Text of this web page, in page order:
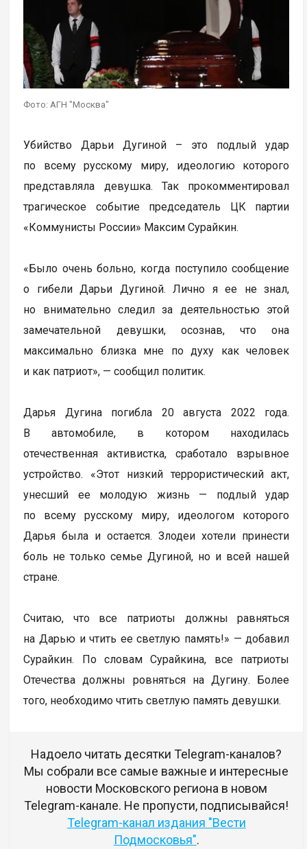
Фото: АГН "Москва"
Убийство Дарьи Дугиной – это подлый удар
по всему русскому миру, идеологию которого
представляла девушка. Так прокомментировал
трагическое событие председатель ЦК партии
«Коммунисты России» Максим Сурайкин.
«Было очень больно, когда поступило сообщение
о гибели Дарьи Дугиной. Лично я ее не знал,
но внимательно следил за деятельностью этой
замечательной девушки, осознав, что она
максимально близка мне по духу как человек
и как патриот», — сообщил политик.
Дарья Дугина погибла 20 августа 2022 года.
В автомобиле, в котором находилась
отечественная активистка, сработало взрывное
устройство. «Этот низкий террористический акт,
унесший ее молодую жизнь — подлый удар
по всему русскому миру, идеологом которого
Дарья была и остается. Злодеи хотели принести
боль не только семье Дугиной, но и всей нашей
стране.
Считаю, что все патриоты должны равняться
на Дарью и чтить ее светлую память!» — добавил
Сурайкин. По словам Сурайкина, все патриоты
Отечества должны ровняться на Дугину. Более
того, необходимо чтить светлую память девушки.
Надоело читать десятки Telegram-каналов?
Мы собрали все самые важные и интересные
новости Московского региона в новом
Telegram-канале. Не пропусти, подписывайся!
Telegram-канал издания "Вести
Подмосковья".